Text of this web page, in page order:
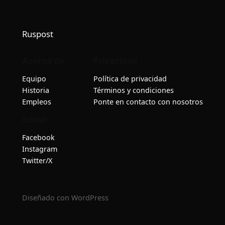
Ruspost
Equipo
Historia
Empleos
Política de privacidad
Términos y condiciones
Ponte en contacto con nosotros
Facebook
Instagram
Twitter/X
Diseñado con WordPress